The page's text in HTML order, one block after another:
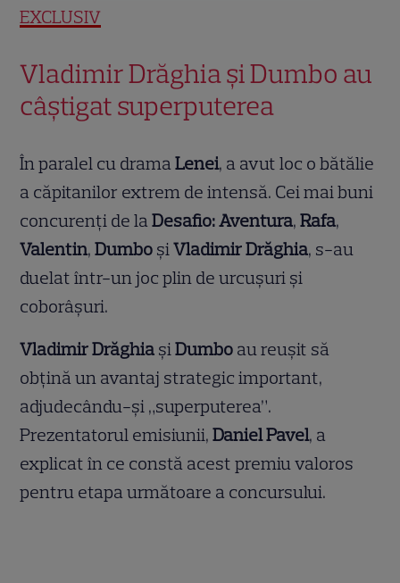
EXCLUSIV
Vladimir Drăghia și Dumbo au
câștigat superputerea
În paralel cu dramaLenei, a avut loc o bătălie
a căpitanilor extrem de intensă. Cei mai buni
concurenți de laDesafio: Aventura,Rafa,
Valentin,Dumbo șiVladimir Drăghia, s-au
duelat într-un joc plin de urcușuri și
coborâșuri.
Vladimir Drăghia șiDumbo au reușit să
obțină un avantaj strategic important,
adjudecându-și „superputerea”.
Prezentatorul emisiunii,Daniel Pavel, a
explicat în ce constă acest premiu valoros
pentru etapa următoare a concursului.